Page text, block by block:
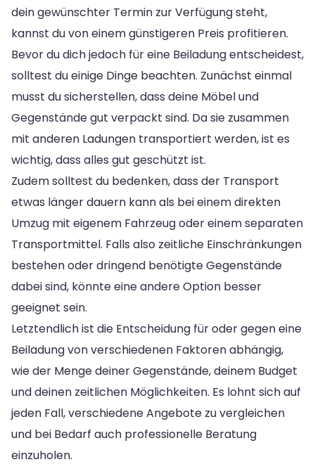
dein gewünschter Termin zur Verfügung steht,
kannst du von einem günstigeren Preis profitieren.
Bevor du dich jedoch für eine Beiladung entscheidest,
solltest du einige Dinge beachten. Zunächst einmal
musst du sicherstellen, dass deine Möbel und
Gegenstände gut verpackt sind. Da sie zusammen
mit anderen Ladungen transportiert werden, ist es
wichtig, dass alles gut geschützt ist.
Zudem solltest du bedenken, dass der Transport
etwas länger dauern kann als bei einem direkten
Umzug mit eigenem Fahrzeug oder einem separaten
Transportmittel. Falls also zeitliche Einschränkungen
bestehen oder dringend benötigte Gegenstände
dabei sind, könnte eine andere Option besser
geeignet sein.
Letztendlich ist die Entscheidung für oder gegen eine
Beiladung von verschiedenen Faktoren abhängig,
wie der Menge deiner Gegenstände, deinem Budget
und deinen zeitlichen Möglichkeiten. Es lohnt sich auf
jeden Fall, verschiedene Angebote zu vergleichen
und bei Bedarf auch professionelle Beratung
einzuholen.